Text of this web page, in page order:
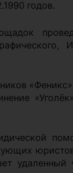
годов.
удаленный